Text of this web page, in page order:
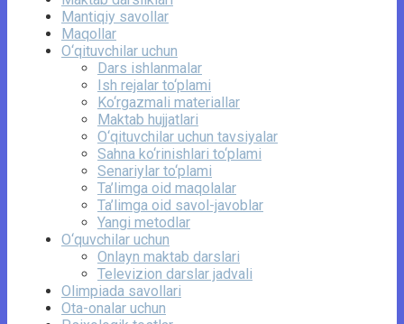
Mantiqiy savollar
Maqollar
O‘qituvchilar uchun
Dars ishlanmalar
Ish rejalar to‘plami
Ko‘rgazmali materiallar
Maktab hujjatlari
O‘qituvchilar uchun tavsiyalar
Sahna ko‘rinishlari to‘plami
Senariylar to‘plami
Ta’limga oid maqolalar
Ta’limga oid savol-javoblar
Yangi metodlar
O‘quvchilar uchun
Onlayn maktab darslari
Televizion darslar jadvali
Olimpiada savollari
Ota-onalar uchun